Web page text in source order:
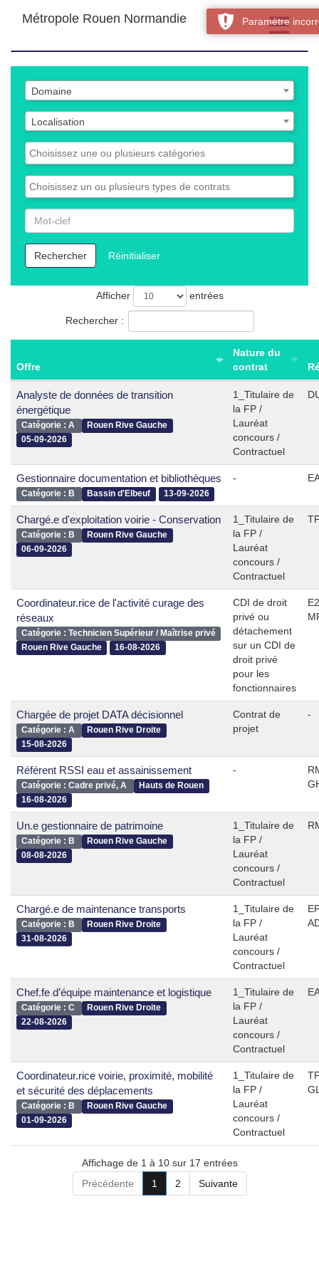
Toggle
Métropole Rouen Normandie
Liste
des
domaines
Domaine
Liste
des
localisations
Localisation
Liste
des
catégories
Liste
des
contrats
Rechercher
par
Mot-
clefRechercher Réinitialiser
Liste
des
offres
Afficher entrées
Rechercher :
Offre
Nature du
contrat
Analyste de données de transition
énergétique
Catégorie : A
Rouen Rive Gauche
05-09-2026
1_Titulaire de
la FP /
Lauréat
concours /
Contractuel
Gestionnaire documentation et bibliothèques
Catégorie : B Bassin d'Elbeuf 13-09-2026
-
Chargé.e d'exploitation voirie - Conservation
Catégorie : B
Rouen Rive Gauche
06-09-2026
1_Titulaire de
la FP /
Lauréat
concours /
Contractuel
Coordinateur.rice de l'activité curage des
réseaux
Catégorie : Technicien Supérieur / Maîtrise privé
Rouen Rive Gauche
16-08-2026
CDI de droit
privé ou
détachement
sur un CDI de
droit privé
pour les
fonctionnaires
Chargée de projet DATA décisionnel
Catégorie : A
Rouen Rive Droite
15-08-2026
Contrat de
projet
-
Référent RSSI eau et assainissement
Catégorie : Cadre privé, A
Hauts de Rouen
16-08-2026
-
Un.e gestionnaire de patrimoine
Catégorie : B
Rouen Rive Gauche
08-08-2026
1_Titulaire de
la FP /
Lauréat
concours /
Contractuel
Chargé.e de maintenance transports
Catégorie : B
Rouen Rive Droite
31-08-2026
1_Titulaire de
la FP /
Lauréat
concours /
Contractuel
Chef.fe d’équipe maintenance et logistique
Catégorie : C
Rouen Rive Droite
22-08-2026
1_Titulaire de
la FP /
Lauréat
concours /
Contractuel
Coordinateur.rice voirie, proximité, mobilité
et sécurité des déplacements
Catégorie : B
Rouen Rive Gauche
01-09-2026
1_Titulaire de
la FP /
Lauréat
concours /
Contractuel
Affichage de 1 à 10 sur 17 entrées
Précédente
1 2 Suivante
Paramètre